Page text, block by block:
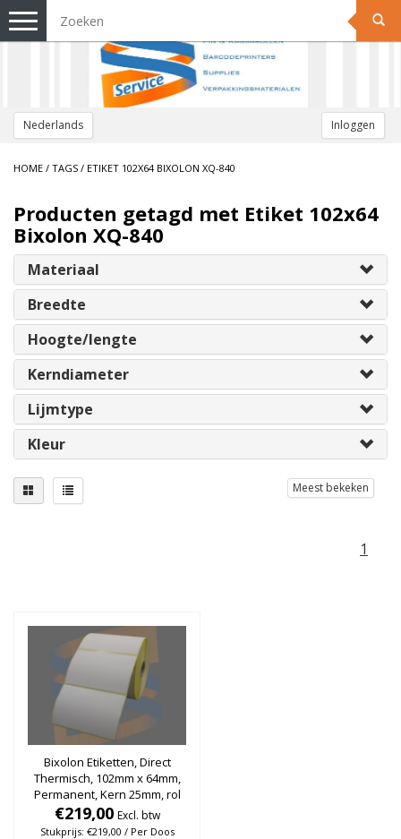
Nederlands Inloggen
Toggle
navigation
HOME / TAGS / ETIKET 102X64 BIXOLON XQ-840
Producten getagd met Etiket 102x64
Bixolon XQ-840
Materiaal
Breedte
Hoogte/lengte
Kerndiameter
Lijmtype
Kleur
Meest bekeken
1
Bixolon Etiketten, Direct
Thermisch, 102mm x 64mm,
Permanent, Kern 25mm, rol
à 1.100 stuks (Per doos)
€219,00 Excl. btw
Stukprijs: €219,00 / Per Doos